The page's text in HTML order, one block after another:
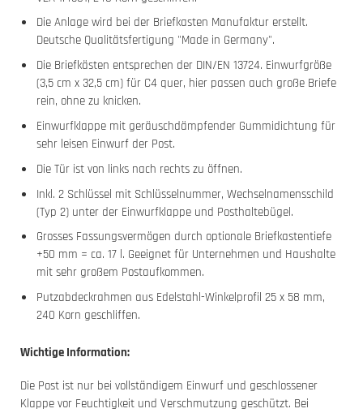
Die Anlage wird bei der Briefkasten Manufaktur erstellt.
Deutsche Qualitätsfertigung "Made in Germany".
Die Briefkästen entsprechen der DIN/EN 13724. Einwurfgröße
(3,5 cm x 32,5 cm) für C4 quer, hier passen auch große Briefe
rein, ohne zu knicken.
Einwurfklappe mit geräuschdämpfender Gummidichtung für
sehr leisen Einwurf der Post.
Die Tür ist von links nach rechts zu öffnen.
Inkl. 2 Schlüssel mit Schlüsselnummer, Wechselnamensschild
(Typ 2) unter der Einwurfklappe und Posthaltebügel.
Grosses Fassungsvermögen durch optionale Briefkastentiefe
+50 mm = ca. 17 l. Geeignet für Unternehmen und Haushalte
mit sehr großem Postaufkommen.
Putzabdeckrahmen aus Edelstahl-Winkelprofil 25 x 58 mm,
240 Korn geschliffen.
Wichtige Information:
Die Post ist nur bei vollständigem Einwurf und geschlossener
Klappe vor Feuchtigkeit und Verschmutzung geschützt. Bei